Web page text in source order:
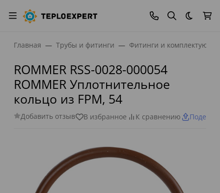
Темная
Главная Трубы и фитинги Фитинги и
ROMMER RSS-0028-000054
ROMMER Уплотнительное
кольцо из FPM, 54
Добавить отзыв В избранное К сравнению